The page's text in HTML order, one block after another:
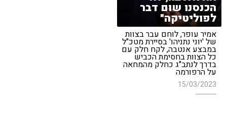
הכנסנו שום דבר
לפוליטיקה"
אמיר עופר, לוחם עבר בצוות
של 'יוני נתניהו' בסיירת מטכ"ל
במבצע אנטבה, לקח חלק עם
כל הצוות בחסימת הכביש
בדרך לנתב"ג כחלק מהמחאה
על הרפורמה
15/03/2023